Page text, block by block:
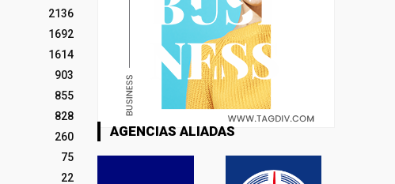
2136
1692
1614
903
855
828
260
75
22
AGENCIAS ALIADAS